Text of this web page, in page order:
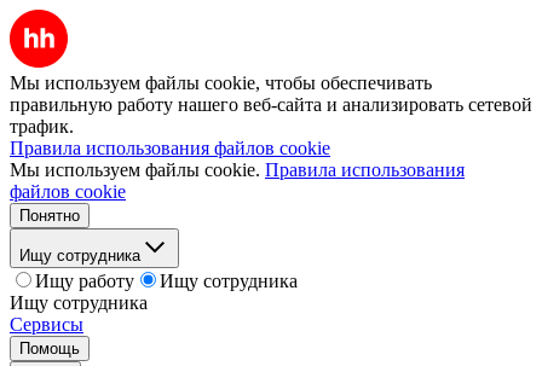
Мы используем файлы cookie, чтобы обеспечивать
правильную работу нашего веб-сайта и анализировать сетевой
трафик.
Правила использования файлов cookie
Мы используем файлы cookie. Правила использования
файлов cookie
Понятно
Ищу сотрудника
Ищу работу
Ищу сотрудника
Ищу сотрудника
Сервисы
Помощь